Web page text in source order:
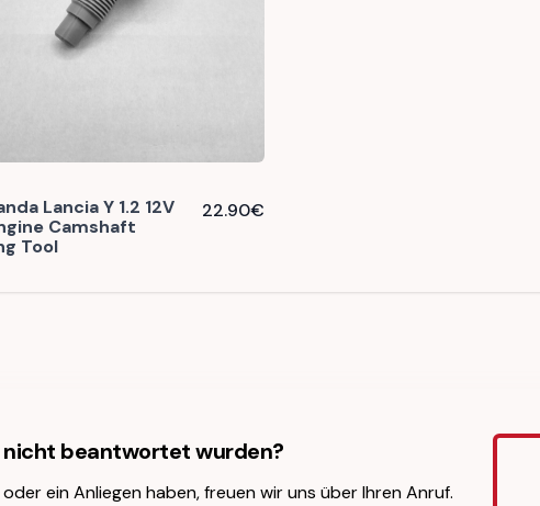
Lancia Y 1.2 12V
Camshaft
Tool
22.90€
nicht beantwortet wurden?
oder ein Anliegen haben, freuen wir uns über Ihren Anruf.